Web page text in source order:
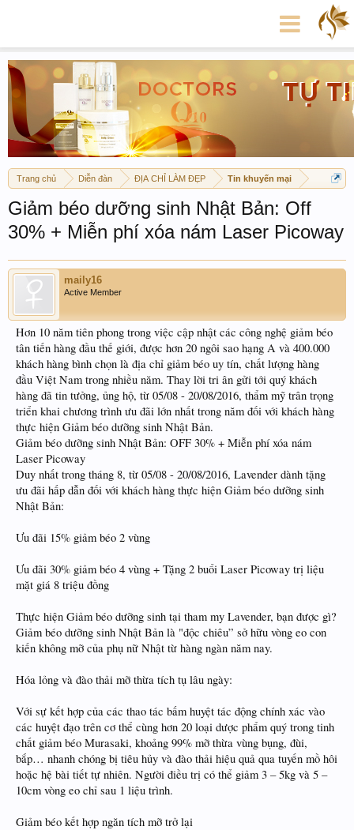
Trang chủ Diễn đàn ĐỊA CHỈ LÀM ĐẸP Tin khuyến mại
Giảm béo dưỡng sinh Nhật Bản: Off
30% + Miễn phí xóa nám Laser Picoway
maily16
Active Member
Hơn 10 năm tiên phong trong việc cập nhật các công nghệ giảm béo
tân tiến hàng đầu thế giới, được hơn 20 ngôi sao hạng A và 400.000
khách hàng bình chọn là địa chỉ giảm béo uy tín, chất lượng hàng
đầu Việt Nam trong nhiều năm. Thay lời tri ân gửi tới quý khách
hàng đã tin tưởng, ủng hộ, từ 05/08 - 20/08/2016, thẩm mỹ trân trọng
triển khai chương trình ưu đãi lớn nhất trong năm đối với khách hàng
thực hiện Giảm béo dưỡng sinh Nhật Bản.
Giảm béo dưỡng sinh Nhật Bản: OFF 30% + Miễn phí xóa nám
Laser Picoway
Duy nhất trong tháng 8, từ 05/08 - 20/08/2016, Lavender dành tặng
ưu đãi hấp dẫn đối với khách hàng thực hiện Giảm béo dưỡng sinh
Nhật Bản:
Ưu đãi 15% giảm béo 2 vùng
Ưu đãi 30% giảm béo 4 vùng + Tặng 2 buổi Laser Picoway trị liệu
mặt giá 8 triệu đồng
Thực hiện Giảm béo dưỡng sinh tại tham my Lavender, bạn được gì?
Giảm béo dưỡng sinh Nhật Bản là "độc chiêu” sở hữu vòng eo con
kiến không mỡ của phụ nữ Nhật từ hàng ngàn năm nay.
Hóa lỏng và đào thải mỡ thừa tích tụ lâu ngày:
Với sự kết hợp của các thao tác bấm huyệt tác động chính xác vào
các huyệt đạo trên cơ thể cùng hơn 20 loại dược phẩm quý trong tinh
chất giảm béo Murasaki, khoảng 99% mỡ thừa vùng bụng, đùi,
bắp… nhanh chóng bị tiêu hủy và đào thải hiệu quả qua tuyến mồ hôi
hoặc hệ bài tiết tự nhiên. Người điều trị có thể giảm 3 – 5kg và 5 –
10cm vòng eo chỉ sau 1 liệu trình.
Giảm béo kết hợp ngăn tích mỡ trở lại